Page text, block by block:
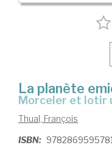
La planète
morceler et
Thual, François
ISBN: 9782869595781